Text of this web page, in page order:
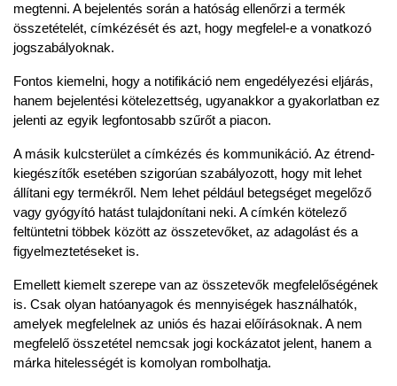
megtenni. A bejelentés során a hatóság ellenőrzi a termék
összetételét, címkézését és azt, hogy megfelel-e a vonatkozó
jogszabályoknak.
Fontos kiemelni, hogy a notifikáció nem engedélyezési eljárás,
hanem bejelentési kötelezettség, ugyanakkor a gyakorlatban ez
jelenti az egyik legfontosabb szűrőt a piacon.
A másik kulcsterület a címkézés és kommunikáció. Az étrend-
kiegészítők esetében szigorúan szabályozott, hogy mit lehet
állítani egy termékről. Nem lehet például betegséget megelőző
vagy gyógyító hatást tulajdonítani neki. A címkén kötelező
feltüntetni többek között az összetevőket, az adagolást és a
figyelmeztetéseket is.
Emellett kiemelt szerepe van az összetevők megfelelőségének
is. Csak olyan hatóanyagok és mennyiségek használhatók,
amelyek megfelelnek az uniós és hazai előírásoknak. A nem
megfelelő összetétel nemcsak jogi kockázatot jelent, hanem a
márka hitelességét is komolyan rombolhatja.